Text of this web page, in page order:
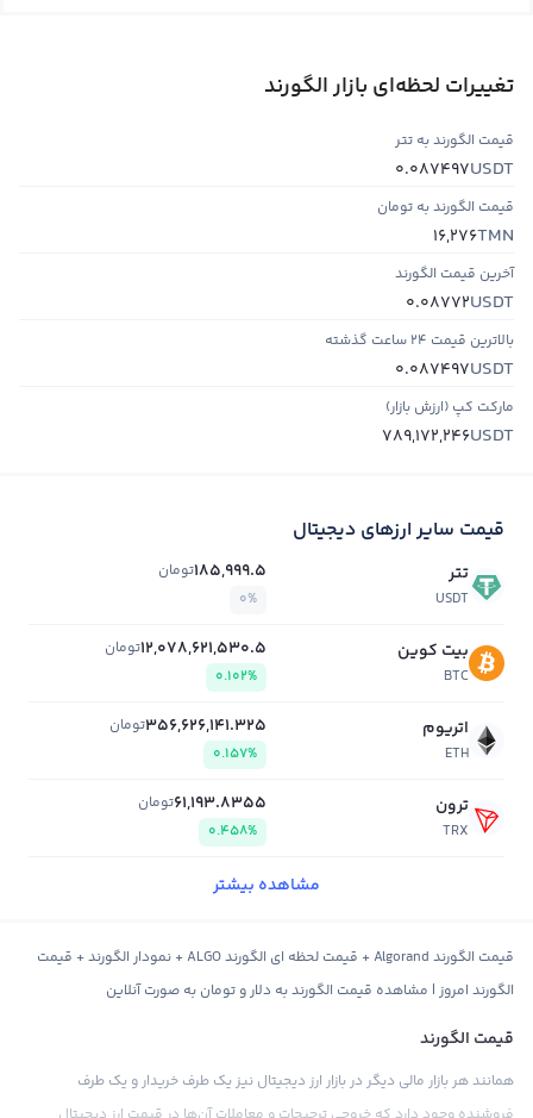
تغییرات لحظه‌ای بازار الگورند
قیمت الگورند به تتر
USDT
0.087497
قیمت الگورند به تومان
TMN
16,276
آخرین قیمت الگورند
USDT
0.08772
بالاترین قیمت ۲۴ ساعت گذشته
USDT
0.087497
مارکت کپ (ارزش بازار)
USDT
789,172,246
قیمت سایر ارزهای دیجیتال
تتر
USDT
185,999.5تومان
0%
بیت کوین
BTC
12,078,621,530.5تومان
0.102%
اتریوم
ETH
356,626,141.325تومان
0.157%
ترون
TRX
61,193.8355تومان
0.458%
مشاهده بیشتر
قیمت الگورند Algorand + قیمت لحظه ای الگورند ALGO + نمودار الگورند + قیمت
الگورند امروز | مشاهده قیمت الگورند به دلار و تومان به صورت آنلاین
قیمت الگورند
همانند هر بازار مالی دیگر در بازار ارز دیجیتال نیز یک طرف خریدار و یک طرف